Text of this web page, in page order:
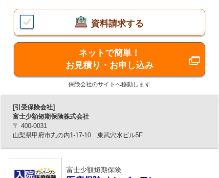
■保障内容
コロナ・熱中症・インフルエンザはもちろん、あらゆる病
気・ケガによる入院や手術、先進医療による療養を受けた
ときも保障します。
入院日額1,000円プラン、入院日額2,000円プラン、入院日額
3,000円プランの3つからお選びいただけます。
【特長2】100歳まで更新できます。
【特長3】病気や不慮の事故・感染症・老衰な
ど、死亡原因を問わず保障します。
■保障内容
被保険者が保険期間中に死亡したときに保険金を受け取れ
ます。
選べる12プラン（30万円～300万円まで、ご意向にあわせて
資料請求する
ネットで簡単！
お見積り・お申し込み
保険会社のサイトへ移動します
[引受保険会社]
富士少額短期保険株式会社
〒 400-0031
山梨県甲府市丸の内1-17-10 東武穴水ビル5F
富士少額短期保険